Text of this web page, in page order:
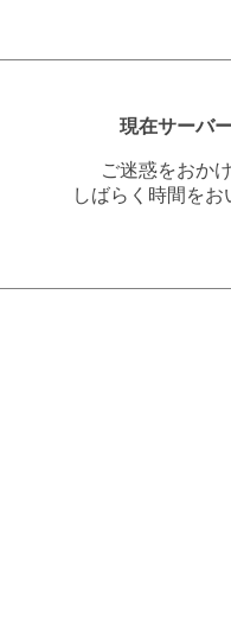
現在サーバ
ご迷惑をおか
しばらく時間を